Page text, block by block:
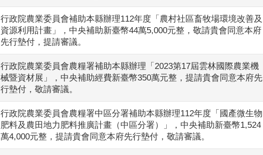
行政院農業委員會補助本縣辦理112年度「農村社區畜牧場環境改善及
資源利用計畫」，中央補助新臺幣44萬5,000元整，敬請貴會同意本府
先行墊付，提請審議。
行政院農業委員會農糧署補助本縣辦理「2023第17屆雲林國際農業機
械暨資材展」，中央補助經費新臺幣350萬元整，提請貴會同意本府先
行墊付，敬請審議。
行政院農業委員會農糧署中區分署補助本縣辦理112年度「國產微生物
肥料及農田地力肥料推廣計畫（中區分署）」，中央補助新臺幣1,524
萬4,000元整，提請貴會同意本府先行墊付，敬請審議。